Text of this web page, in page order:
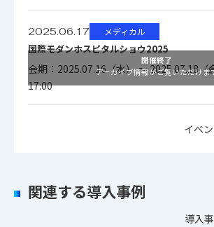
ジット BNC 1系統
Y/C S端子 1系統
限界解像度 1000TV本(Y)
2000
lx/F10/3200K（標
2025.06.17 メディカル
国際モダンホスピタルショウ2025
会期：2025.07.16（水） ～ 2025.07.18（
17:00
開催終了
アーカイブ情報がご覧いただけま
イベ
関連する導入事例
導入